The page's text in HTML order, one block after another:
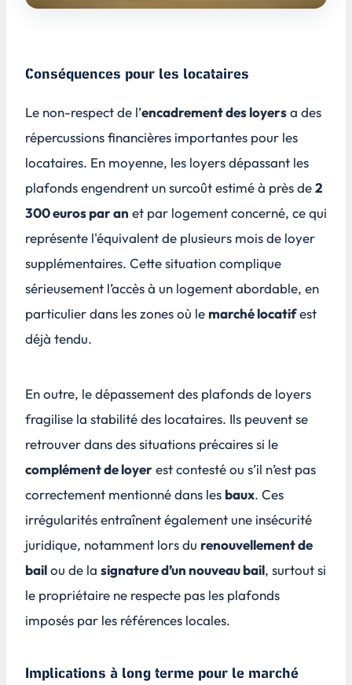
Conséquences pour les locataires
Le non-respect de l’encadrement des loyersa des
répercussions financières importantes pour les
locataires. En moyenne, les loyers dépassant les
plafondsengendrent un surcoût estimé à près de2
300 euros par an et par logement concerné, ce qui
représente l'équivalent de plusieurs mois de loyer
supplémentaires. Cette situation complique
sérieusement l’accès à un logement abordable, en
particulier dans les zones où le marché locatifest
déjà tendu.
En outre, le dépassement des plafonds de loyers
fragilise la stabilité des locataires. Ils peuvent se
retrouver dans des situations précaires si le
complément de loyerest contesté ou s’il n’est pas
correctement mentionné dans les baux. Ces
irrégularités entraînent également une insécurité
juridique, notamment lors du renouvellement de
bailou de la signature d’un nouveau bail, surtout si
le propriétaire ne respecte pas les plafonds
imposés par les références locales.
Implications à long terme pour le marché